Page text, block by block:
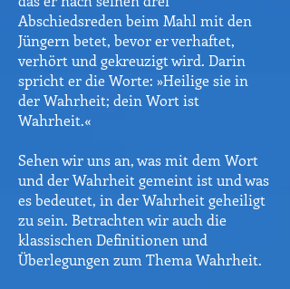
Abschiedsreden beim Mahl mit den
Jüngern betet, bevor er verhaftet,
verhört und gekreuzigt wird. Darin
spricht er die Worte: »Heilige sie in
der Wahrheit; dein Wort ist
Wahrheit.«
Sehen wir uns an, was mit dem Wort
und der Wahrheit gemeint ist und was
es bedeutet, in der Wahrheit geheiligt
zu sein. Betrachten wir auch die
klassischen Definitionen und
Überlegungen zum Thema Wahrheit.